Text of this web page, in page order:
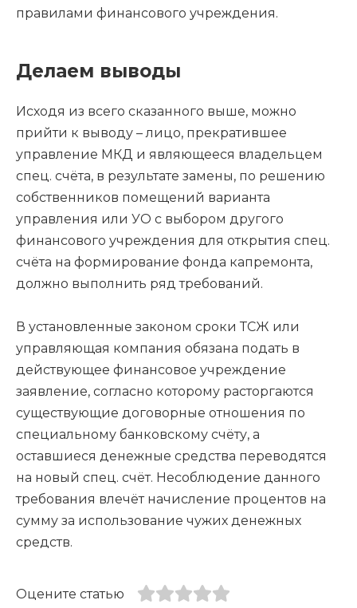
правилами финансового учреждения.
Делаем выводы
Исходя из всего сказанного выше, можно
прийти к выводу – лицо, прекратившее
управление МКД и являющееся владельцем
спец. счёта, в результате замены, по решению
собственников помещений варианта
управления или УО с выбором другого
финансового учреждения для открытия спец.
счёта на формирование фонда капремонта,
должно выполнить ряд требований.
В установленные законом сроки ТСЖ или
управляющая компания обязана подать в
действующее финансовое учреждение
заявление, согласно которому расторгаются
существующие договорные отношения по
специальному банковскому счёту, а
оставшиеся денежные средства переводятся
на новый спец. счёт. Несоблюдение данного
требования влечёт начисление процентов на
сумму за использование чужих денежных
средств.
Оцените статью